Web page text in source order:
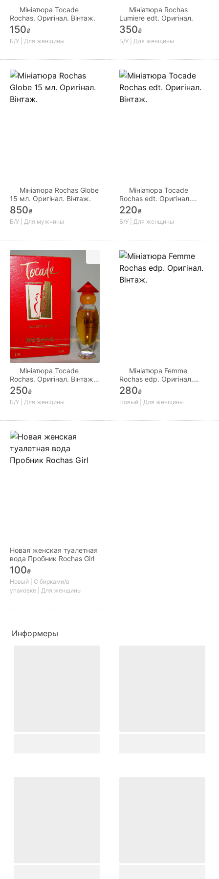
Мініатюра Tocade
Rochas. Оригінал. Вінтаж.
150₴
Б/У | Для женщины
Мініатюра Rochas
Lumiere edt. Оригінал.
350₴
Б/У | Для женщины
Мініатюра Rochas Globe
15 мл. Оригінал. Вінтаж.
850₴
Б/У | Для мужчины
Мініатюра Tocade
Rochas edt. Оригінал.
Вінтаж.
220₴
Б/У | Для женщины
Мініатюра Tocade
Rochas. Оригінал. Вінтаж.
2.
250₴
Б/У | Для женщины
Мініатюра Femme
Rochas edp. Оригінал.
Вінтаж.
280₴
Новый | Для женщины
Новая женская туалетная
вода Пробник Rochas Girl
100₴
Новый | С бирками/в
упаковке | Для женщины
Информеры